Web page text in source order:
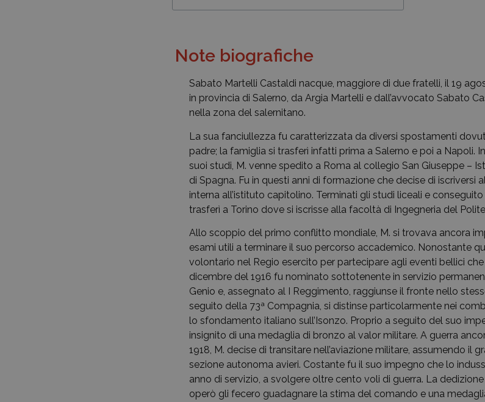
Note biografiche
Sabato Martelli Castaldi nacque, maggiore di due fratelli, il 19
in provincia di Salerno, da Argia Martelli e dall’avvocato Sabato
nella zona del salernitano.
La sua fanciullezza fu caratterizzata da diversi spostamenti
padre; la famiglia si trasferì infatti prima a Salerno e poi a Napoli.
suoi studi, M. venne spedito a Roma al collegio San Giuseppe –
di Spagna. Fu in questi anni di formazione che decise di iscriversi
interna all’istituto capitolino. Terminati gli studi liceali e
trasferì a Torino dove si iscrisse alla facoltà di Ingegneria del
Allo scoppio del primo conflitto mondiale, M. si trovava ancora
esami utili a terminare il suo percorso accademico. Nonostante
volontario nel Regio esercito per partecipare agli eventi bellici
dicembre del 1916 fu nominato sottotenente in servizio
Genio e, assegnato al I Reggimento, raggiunse il fronte nello
seguito della 73ª Compagnia, si distinse particolarmente nei
lo sfondamento italiano sull’Isonzo. Proprio a seguito del suo
insignito di una medaglia di bronzo al valor militare. A guerra
1918, M. decise di transitare nell’aviazione militare, assumendo il
sezione autonoma avieri. Costante fu il suo impegno che lo
anno di servizio, a svolgere oltre cento voli di guerra. La
operò gli fecero guadagnare la stima del comando e una